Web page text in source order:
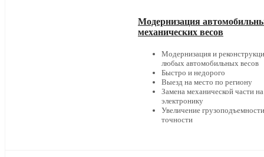
Модернизация
механических весов
Модернизация и
любых автомобильных весов
Быстро и недорого
Выезд на место по региону
Замена механической части на
электронику
Увеличение
точности